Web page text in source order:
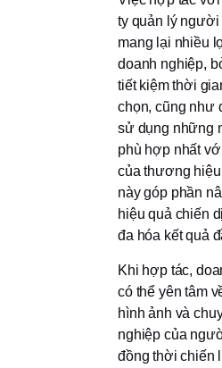
ty quản lý người
mang lại nhiều
doanh nghiệp,
tiết kiệm thời
chọn, cũng như
sử dụng những
phù hợp nhất
của thương
này góp phần
hiệu quả chiến
đa hóa kết quả
Khi hợp tác,
có thể yên tâm
hình ảnh và
nghiệp của
đồng thời chiến